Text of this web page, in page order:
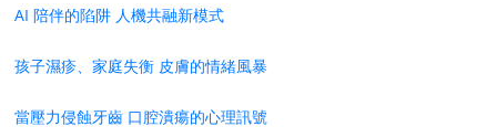
AI 陪伴的陷阱 人機共融新模式
孩子濕疹、家庭失衡 皮膚的情緒風暴
當壓力侵蝕牙齒 口腔潰瘍的心理訊號